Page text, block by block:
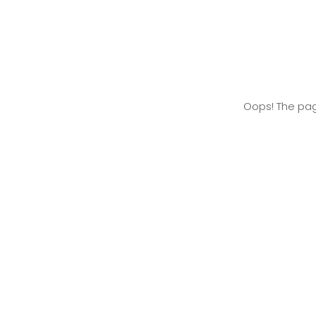
Oops! The